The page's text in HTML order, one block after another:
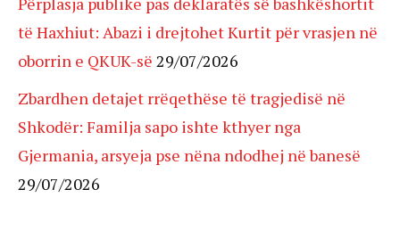
të Haxhiut: Abazi i drejtohet Kurtit për vrasjen në
oborrin e QKUK-së 29/07/2026
Zbardhen detajet rrëqethëse të tragjedisë në
Shkodër: Familja sapo ishte kthyer nga
Gjermania, arsyeja pse nëna ndodhej në banesë
29/07/2026